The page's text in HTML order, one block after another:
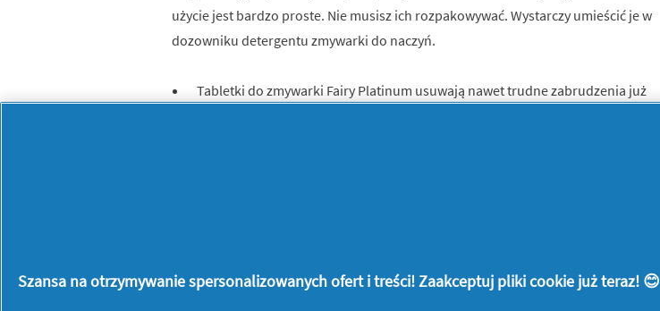
użycie jest bardzo proste. Nie musisz ich rozpakowywać. Wystarczy umieścić je w
dozowniku detergentu zmywarki do naczyń.
Tabletki do zmywarki Fairy Platinum usuwają nawet trudne zabrudzenia już
Szansa na otrzymywanie spersonalizowanych ofert i treści! Zaakceptuj pliki cookie już teraz! 😊